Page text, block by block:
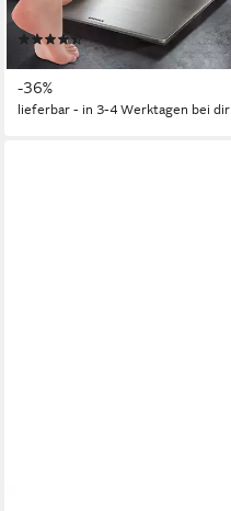
extragroße Trittfläche
(39)
ab 32,99 € UVP 51,49 €
-36%
lieferbar - in 3-4 Werktagen bei dir